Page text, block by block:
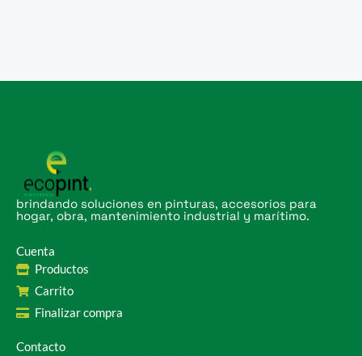
brindando soluciones en pinturas, accesorios para
hogar, obra, mantenimiento industrial y marítimo.
Cuenta
Productos
Carrito
Finalizar compra
Contacto